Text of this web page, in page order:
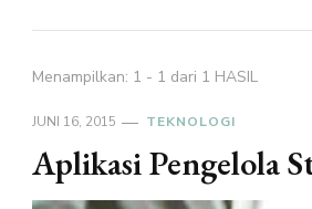
Menampilkan: 1 - 1 dari 1 HASIL
JUNI 16, 2015 TEKNOLOGI
Aplikasi Pengelola